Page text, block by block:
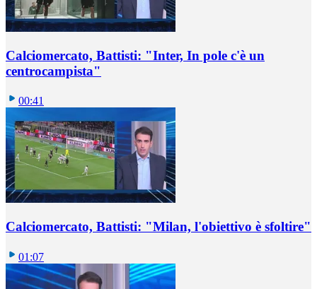
Calciomercato, Battisti: "Inter, In pole c'è un
centrocampista"
00:41
Calciomercato, Battisti: "Milan, l'obiettivo è sfoltire"
01:07